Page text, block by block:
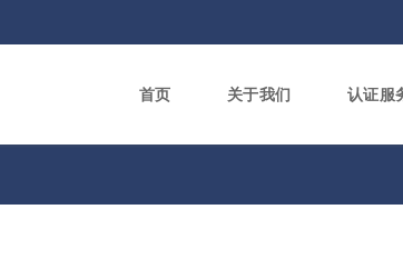
首页 关于我们 认证服